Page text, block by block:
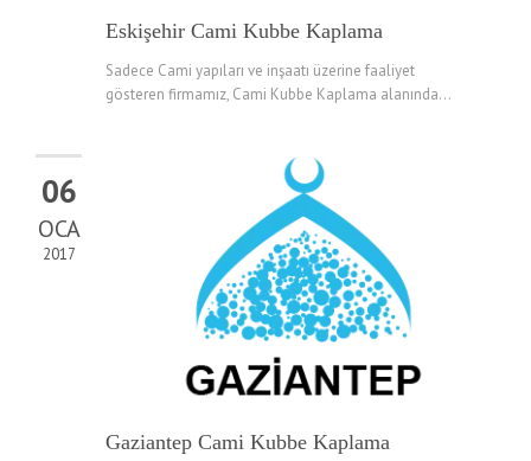
Eskişehir Cami Kubbe Kaplama
Sadece Cami yapıları ve inşaatı üzerine faaliyet
gösteren firmamız, Cami Kubbe Kaplama alanında...
06
OCA
2017
Gaziantep Cami Kubbe Kaplama